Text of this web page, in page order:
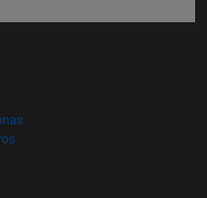
ventana)
(abre en nueva ventana)
(abre en nueva ventana)